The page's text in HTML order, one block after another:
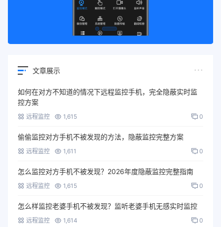
文章展示
如何在对方不知道的情况下远程监控手机，完全隐蔽实时监
控方案
远程监控 1,615 0
偷偷监控对方手机不被发现的方法，隐蔽监控完整方案
远程监控 1,611 0
怎么监控对方手机不被发现？2026年度隐蔽监控完整指南
远程监控 1,615 0
怎么样监控老婆手机不被发现？监听老婆手机无感实时监控
远程监控 1,614 0